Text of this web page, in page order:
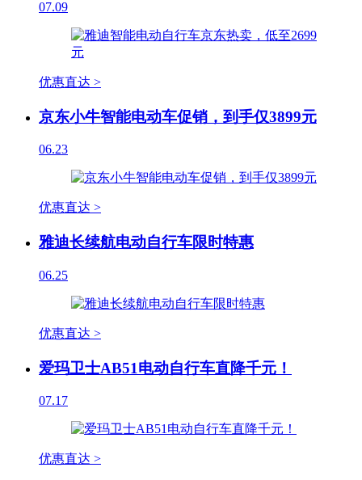
07.09
优惠直达 >
京东小牛智能电动车促销，到手仅3899元
06.23
优惠直达 >
雅迪长续航电动自行车限时特惠
06.25
优惠直达 >
爱玛卫士AB51电动自行车直降千元！
07.17
优惠直达 >